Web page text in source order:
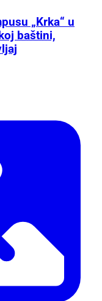
„Krka“ u
baštini,